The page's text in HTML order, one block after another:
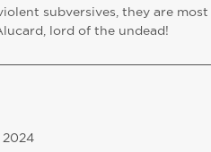
subversives, they are most
lord of the undead!
2024